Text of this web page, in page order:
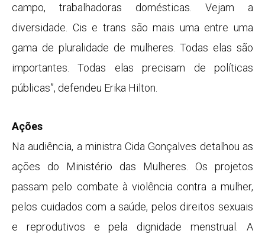
campo, trabalhadoras domésticas. Vejam a
diversidade. Cis e trans são mais uma entre uma
gama de pluralidade de mulheres. Todas elas são
importantes. Todas elas precisam de políticas
públicas”, defendeu Erika Hilton.
Ações
Na audiência, a ministra Cida Gonçalves detalhou as
ações do Ministério das Mulheres. Os projetos
passam pelo combate à violência contra a mulher,
pelos cuidados com a saúde, pelos direitos sexuais
e reprodutivos e pela dignidade menstrual. A